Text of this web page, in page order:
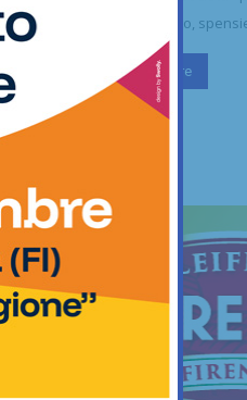
di puro divertimento,
Continua a leggere